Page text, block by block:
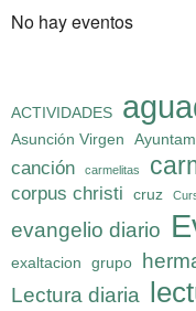
No hay eventos
ACTIVIDADES
Asunción Virgen
canción carmelitas
corpus christi cruz
evangelio diario
exaltacion grupo
Lectura diaria